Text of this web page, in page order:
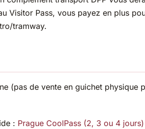
Visitor Pass, vous payez en plus
tramway.
(pas de vente en guichet physique
: Prague CoolPass (2, 3 ou 4 jours)